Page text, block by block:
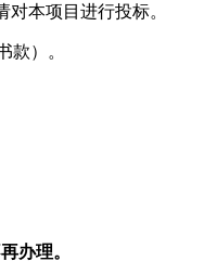
本项目进行投标。
款）。
办理。